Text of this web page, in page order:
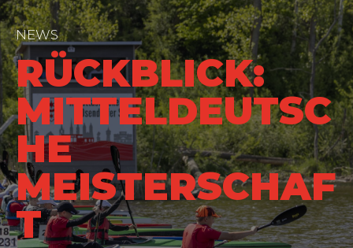
NEWS
RÜCKBLICK:
MITTELDEUTSC
HE
MEISTERSCHAF
T